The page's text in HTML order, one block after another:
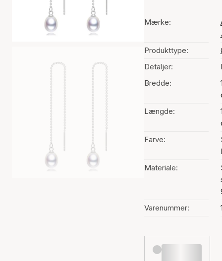
Mærke:
Produkttype:
Detaljer:
Bredde:
Længde:
Farve:
Materiale:
Varenummer: